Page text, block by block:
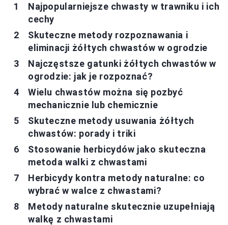
Najpopularniejsze chwasty w trawniku i ich
cechy
Skuteczne metody rozpoznawania i
eliminacji żółtych chwastów w ogrodzie
Najczęstsze gatunki żółtych chwastów w
ogrodzie: jak je rozpoznać?
Wielu chwastów można się pozbyć
mechanicznie lub chemicznie
Skuteczne metody usuwania żółtych
chwastów: porady i triki
Stosowanie herbicydów jako skuteczna
metoda walki z chwastami
Herbicydy kontra metody naturalne: co
wybrać w walce z chwastami?
Metody naturalne skutecznie uzupełniają
walkę z chwastami